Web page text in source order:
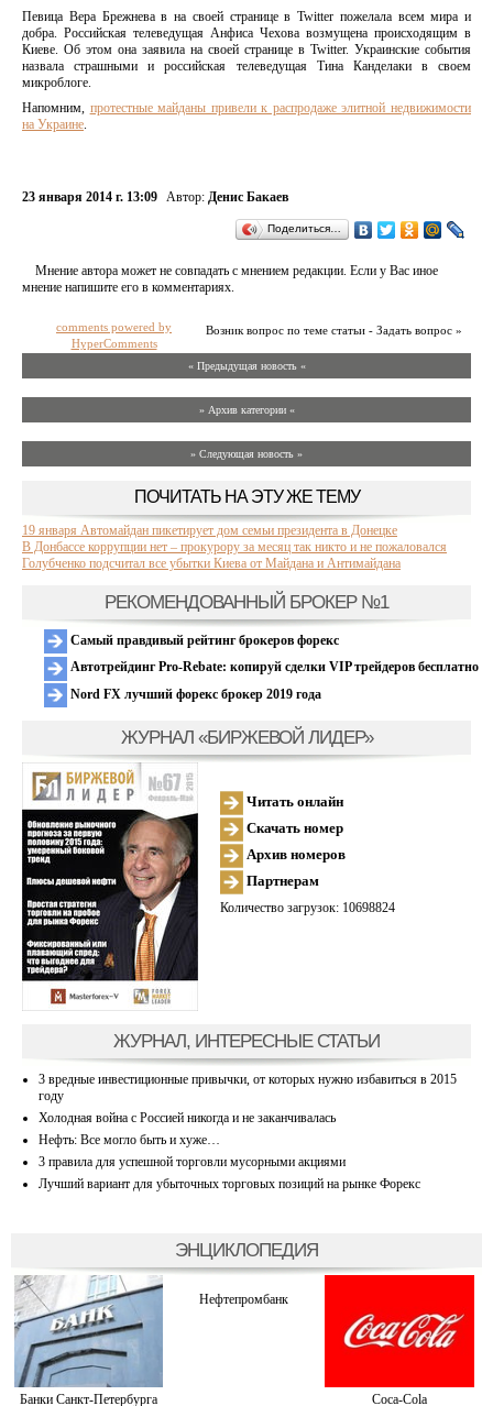
Певица Вера Брежнева в на своей странице в Twitter пожелала всем мира и
добра. Российская телеведущая Анфиса Чехова возмущена происходящим в
Киеве. Об этом она заявила на своей странице в Twitter. Украинские события
назвала страшными и российская телеведущая Тина Канделаки в своем
микроблоге.
Напомним, протестные майданы привели к распродаже элитной недвижимости
на Украине.
23 января 2014 г. 13:09 Автор: Денис Бакаев
Поделиться…
Мнение автора может не совпадать с мнением редакции. Если у Вас иное
мнение напишите его в комментариях.
Возник вопрос по теме статьи - Задать вопрос »
comments powered by
HyperComments
« Предыдущая новость «
» Архив категории «
» Следующая новость »
ПОЧИТАТЬ НА ЭТУ ЖЕ ТЕМУ
19 января Автомайдан пикетирует дом семьи президента в Донецке
В Донбассе коррупции нет – прокурору за месяц так никто и не пожаловался
Голубченко подсчитал все убытки Киева от Майдана и Антимайдана
РЕКОМЕНДОВАННЫЙ БРОКЕР №1
Самый правдивый рейтинг брокеров форекс
Автотрейдинг Pro-Rebate: копируй сделки VIP трейдеров бесплатно
Nord FX лучший форекс брокер 2019 года
ЖУРНАЛ «БИРЖЕВОЙ ЛИДЕР»
Читать онлайн
Скачать номер
Архив номеров
Партнерам
Количество загрузок: 10698824
ЖУРНАЛ, ИНТЕРЕСНЫЕ СТАТЬИ
3 вредные инвестиционные привычки, от которых нужно избавиться в 2015
году
Холодная война с Россией никогда и не заканчивалась
Нефть: Все могло быть и хуже…
3 правила для успешной торговли мусорными акциями
Лучший вариант для убыточных торговых позиций на рынке Форекс
ЭНЦИКЛОПЕДИЯ
Банки Санкт-Петербурга
Нефтепромбанк
Cоca-Cоla